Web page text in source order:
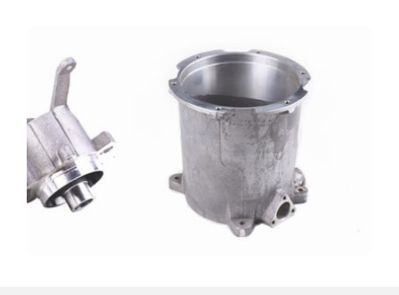
Servizio di pressofusione
Parti pressofuse personalizzate 1-100000 PCS
Fabbrica diretta
Ottieni un preventivo gratuito